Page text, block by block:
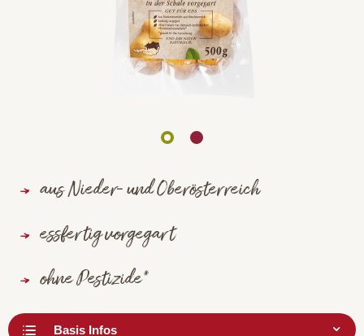
aus Nieder- und Oberösterreich
essfertig vorgegart
ohne Pestizide*